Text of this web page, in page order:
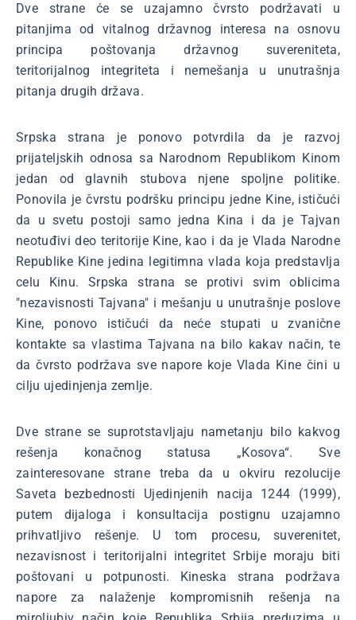
Dve strane će se uzajamno čvrsto podržavati u
pitanjima od vitalnog državnog interesa na osnovu
principa poštovanja državnog suvereniteta,
teritorijalnog integriteta i nemešanja u unutrašnja
pitanja drugih država.
Srpska strana je ponovo potvrdila da je razvoj
prijateljskih odnosa sa Narodnom Republikom Kinom
jedan od glavnih stubova njene spoljne politike.
Ponovila je čvrstu podršku principu jedne Kine, ističući
da u svetu postoji samo jedna Kina i da je Tajvan
neotuđivi deo teritorije Kine, kao i da je Vlada Narodne
Republike Kine jedina legitimna vlada koja predstavlja
celu Kinu. Srpska strana se protivi svim oblicima
"nezavisnosti Tajvana" i mešanju u unutrašnje poslove
Kine, ponovo ističući da neće stupati u zvanične
kontakte sa vlastima Tajvana na bilo kakav način, te
da čvrsto podržava sve napore koje Vlada Kine čini u
cilju ujedinjenja zemlje.
Dve strane se suprotstavljaju nametanju bilo kakvog
rešenja konačnog statusa „Kosova“. Sve
zainteresovane strane treba da u okviru rezolucije
Saveta bezbednosti Ujedinjenih nacija 1244 (1999),
putem dijaloga i konsultacija postignu uzajamno
prihvatljivo rešenje. U tom procesu, suverenitet,
nezavisnost i teritorijalni integritet Srbije moraju biti
poštovani u potpunosti. Kineska strana podržava
napore za nalaženje kompromisnih rešenja na